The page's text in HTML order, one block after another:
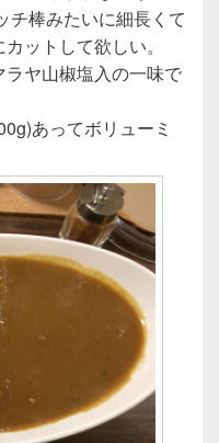
チ棒みたいに細長くて
ットして欲しい。
ヤ山椒塩入の一味で
あってボリューミ